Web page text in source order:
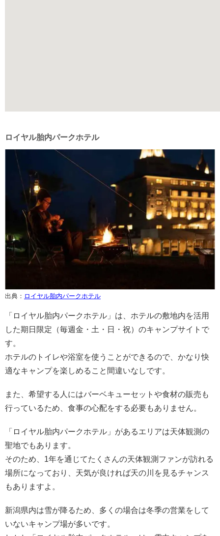
ロイヤル胎内パークホテル
出典： ロイヤル胎内パークホテル
「ロイヤル胎内パークホテル」は、ホテルの敷地内を活用
した期日限定（毎週金・土・日・祝）のキャンプサイトで
す。
ホテルのトイレや浴室を使うことができるので、かなり快
適なキャンプを楽しめること間違いなしです。
また、希望する人にはバーベキューセットや食材の販売も
行っているため、食事の心配をする必要もありません。
「ロイヤル胎内パークホテル」があるエリアは天体観測の
聖地でもあります。
そのため、1年を通じてたくさんの天体観測ファンが訪れる
場所になっており、天気が良ければ天の川を見るチャンス
もありますよ。
新潟県内は雪が降るため、多くの場合は冬季の営業をして
いないキャンプ場が多いです。